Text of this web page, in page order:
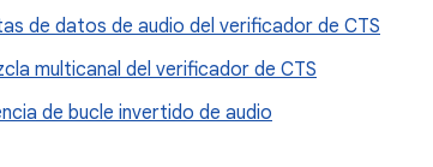
de datos de audio del verificador de CTS
multicanal del verificador de CTS
de bucle invertido de audio